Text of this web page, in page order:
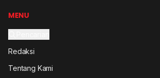
MENU
Redaksi
Tentang Kami